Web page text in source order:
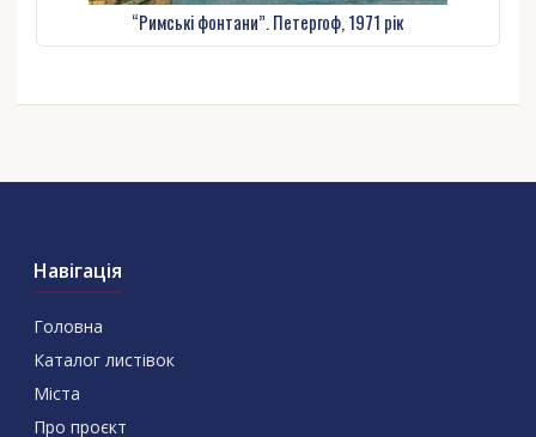
“Римські фонтани”. Петергоф, 1971 рік
Навігація
Головна
Каталог листівок
Міста
Про проєкт